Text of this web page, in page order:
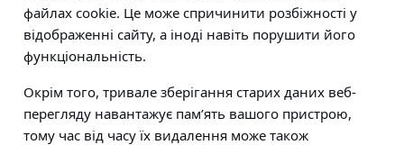
файлах cookie. Це може спричинити розбіжності у
відображенні сайту, а іноді навіть порушити його
функціональність.
Окрім того, тривале зберігання старих даних веб-
перегляду навантажує пам’ять вашого пристрою,
тому час від часу їх видалення може також